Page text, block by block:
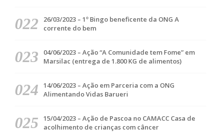
26/03/2023 – 1º Bingo beneficente da ONG A
corrente do bem
04/06/2023 – Ação “A Comunidade tem Fome” em
Marsilac (entrega de 1.800 KG de alimentos)
14/06/2023 – Ação em Parceria com a ONG
Alimentando Vidas Barueri
15/04/2023 – Ação de Pascoa no CAMACC Casa de
acolhimento de crianças com câncer